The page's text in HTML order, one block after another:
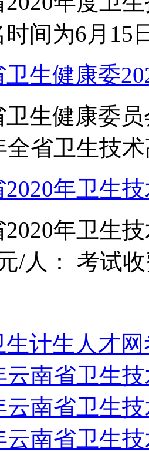
时间为6月15
卫生健康委
卫生健康委
全省卫生技
2020年卫生
2020年卫生
/人： 考试
生计生人才
云南省卫生
云南省卫生
云南省卫生